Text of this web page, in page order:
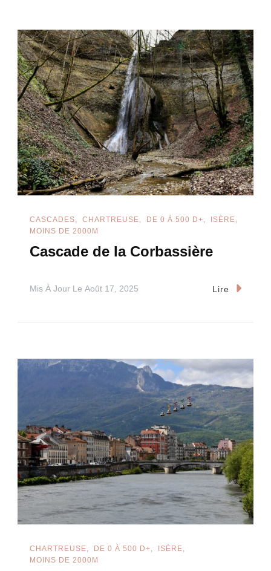
CASCADES CHARTREUSE DE 0 À 500 D+
ISÈRE
MOINS DE 2000M
Cascade de la Corbassière
Mis À Jour Le Août 17, 2025 Lire
CHARTREUSE DE 0 À 500 D+
ISÈRE
MOINS DE 2000M